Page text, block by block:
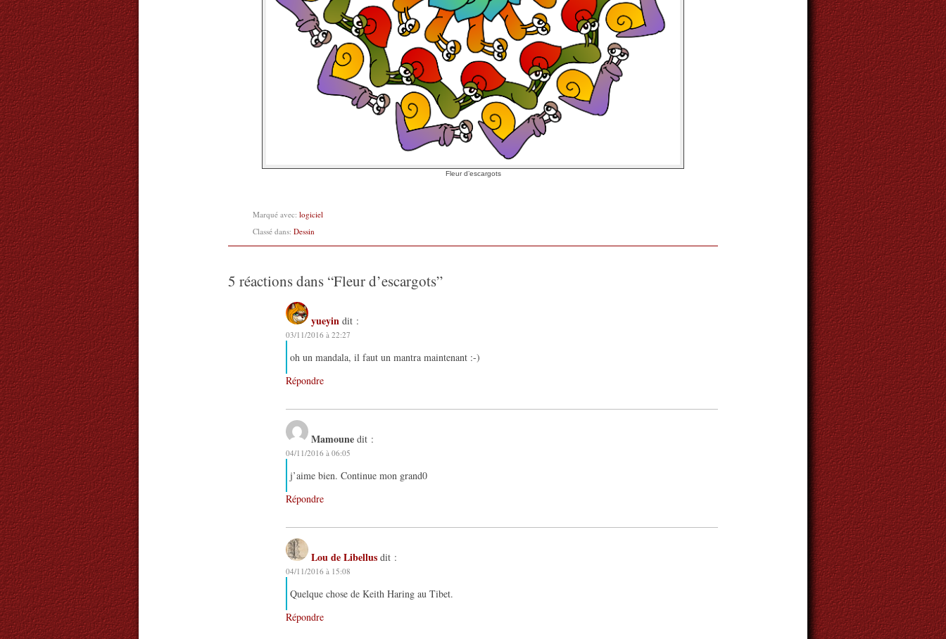
Fleur d’escargots
Marqué avec: logiciel
Classé dans: Dessin
5 réactions dans “Fleur d’escargots”
yueyin dit :
03/11/2016 à 22:27
oh un mandala, il faut un mantra maintenant :-)
Répondre
Mamoune dit :
04/11/2016 à 06:05
j’aime bien. Continue mon grand0
Répondre
Lou de Libellus dit :
04/11/2016 à 15:08
Quelque chose de Keith Haring au Tibet.
Répondre